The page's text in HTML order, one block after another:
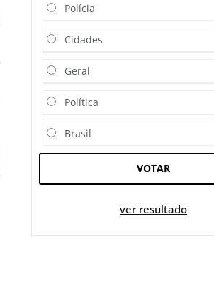
Polícia
Cidades
Geral
Política
Brasil
VOTAR
ver resultado